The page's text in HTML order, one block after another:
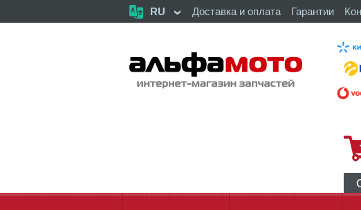
RU Доставка и оплата Гарантии